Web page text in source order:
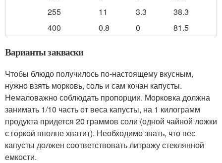
255
11 3.3
38.3
400
0.8 0 81.5
Варианты закваски
Чтобы блюдо получилось по-настоящему вкусным,
нужно взять морковь, соль и сам кочан капусты.
Немаловажно соблюдать пропорции. Морковка должна
занимать 1/10 часть от веса капусты, на 1 килограмм
продукта придется 20 граммов соли (одной чайной ложки
с горкой вполне хватит). Необходимо знать, что вес
капусты должен соответствовать литражу стеклянной
емкости.